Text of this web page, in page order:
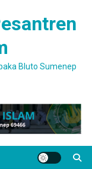
Bluto Sumenep